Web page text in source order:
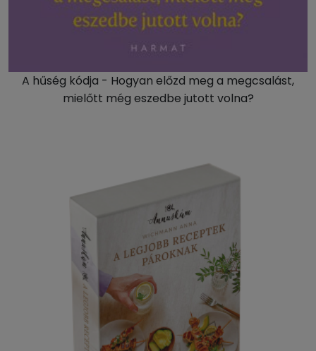
A hűség kódja - Hogyan előzd meg a megcsalást,
mielőtt még eszedbe jutott volna?